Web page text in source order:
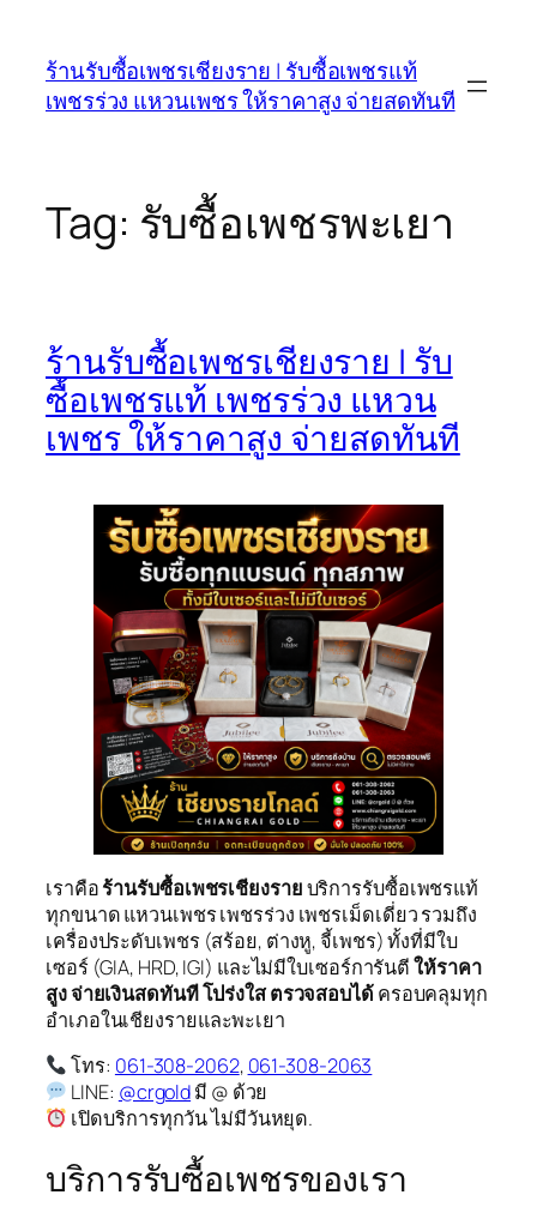
content
ร้านรับซื้อเพชรเชียงราย | รับซื้อเพชรแท้
เพชรร่วง แหวนเพชร ให้ราคาสูง จ่ายสดทันที
Tag: รับซื้อเพชรพะเยา
ร้านรับซื้อเพชรเชียงราย | รับ
ซื้อเพชรแท้ เพชรร่วง แหวน
เพชร ให้ราคาสูง จ่ายสดทันที
เราคือร้านรับซื้อเพชรเชียงรายบริการรับซื้อเพชรแท้
ทุกขนาด แหวนเพชร เพชรร่วง เพชรเม็ดเดี่ยว รวมถึง
เครื่องประดับเพชร (สร้อย, ต่างหู, จี้เพชร) ทั้งที่มีใบ
เซอร์ (GIA, HRD, IGI) และไม่มีใบเซอร์การันตีให้ราคา
สูง จ่ายเงินสดทันที โปร่งใส ตรวจสอบได้ครอบคลุมทุก
อำเภอในเชียงรายและพะเยา
โทร: 061-308-2062, 061-308-2063
LINE: @crgoldมี @ ด้วย
เปิดบริการทุกวัน ไม่มีวันหยุด.
บริการรับซื้อเพชรของเรา